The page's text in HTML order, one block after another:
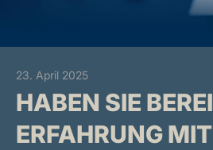
23. April 2025
HABEN SIE
ERFAHRUNG MIT